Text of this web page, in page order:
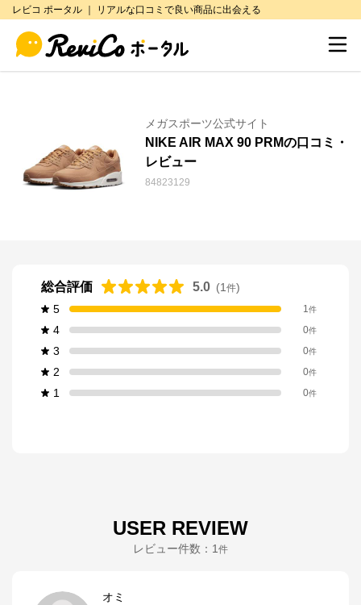
レビコ ポータル ｜ リアルな口コミで良い商品に出会える
メガスポーツ公式サイト
NIKE AIR MAX 90 PRMの口コミ・
レビュー
84823129
総合評価 5.0 (1 件)
5
1件
4 0件
3 0件
2 0件
1 0件
USER REVIEW
レビュー件数： 1 件
オミ